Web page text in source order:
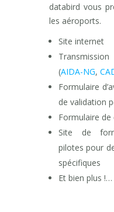
databird vous
les aéroports.
Site internet
(AIDA-NG,
Formulaire
de validation
Formulaire
Site de
pilotes pour
spécifiques
Et bien plus !…